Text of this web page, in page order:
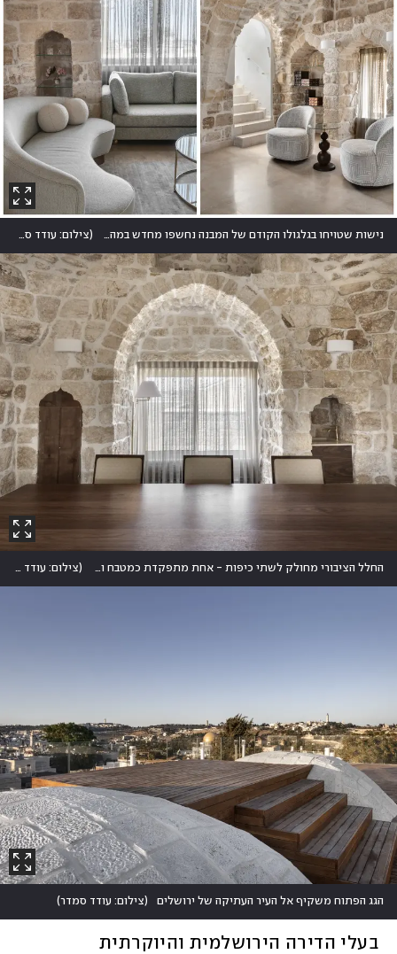
נישות שטויחו בגלגולו הקודם של המבנה נחשפו מחדש במהלך השיפוץ (צילום: עודד סמדר
החלל הציבורי מחולק לשתי כיפות - אחת מתפקדת כמטבח ופינת אוכל ואחת כסלון (צילום: עודד סמדר
הגג הפתוח משקיף אל העיר העתיקה של ירושלים (צילום: עודד סמדר)
בעלי הדירה הירושלמית והיוקרתית